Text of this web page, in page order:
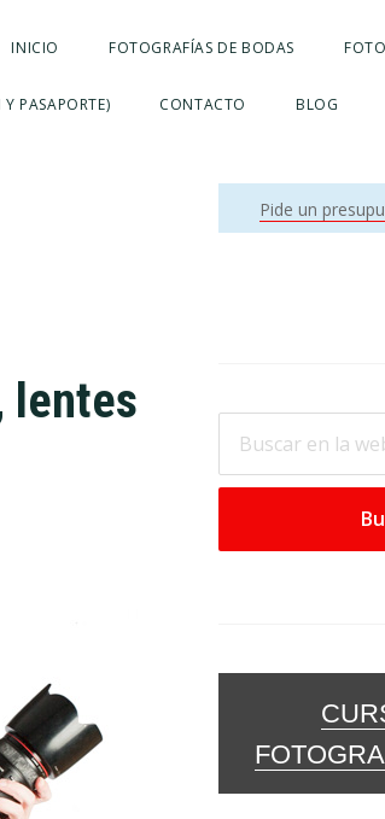
INICIO FOTOGRAFÍAS DE BODAS
PASAPORTE) CONTACTO BLOG
lentes
Barra
Pide un
la